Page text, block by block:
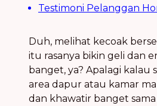
Testimoni Pelanggan
Duh, melihat kecoak
itu rasanya bikin geli dan
banget, ya? Apalagi kalau
area dapur atau kamar
dan khawatir banget